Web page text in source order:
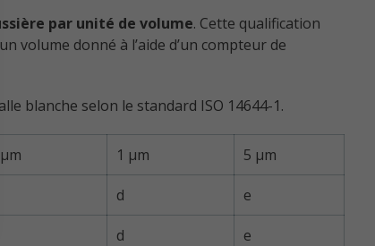
par unité de volume. Cette qualification
volume donné à l’aide d’un compteur de
blanche selon le standard ISO 14644-1.
µm 1 µm 5 µm
d e
d e